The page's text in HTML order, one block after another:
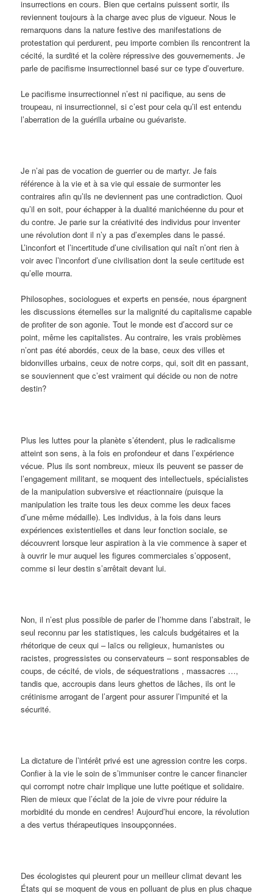
insurrections en cours. Bien que certains puissent sortir, ils
reviennent toujours à la charge avec plus de vigueur. Nous le
remarquons dans la nature festive des manifestations de
protestation qui perdurent, peu importe combien ils rencontrent la
cécité, la surdité et la colère répressive des gouvernements. Je
parle de pacifisme insurrectionnel basé sur ce type d’ouverture.
Le pacifisme insurrectionnel n’est ni pacifique, au sens de
troupeau, ni insurrectionnel, si c’est pour cela qu’il est entendu
l’aberration de la guérilla urbaine ou guévariste.
Je n’ai pas de vocation de guerrier ou de martyr. Je fais
référence à la vie et à sa vie qui essaie de surmonter les
contraires afin qu’ils ne deviennent pas une contradiction. Quoi
qu’il en soit, pour échapper à la dualité manichéenne du pour et
du contre. Je parie sur la créativité des individus pour inventer
une révolution dont il n’y a pas d’exemples dans le passé.
L’inconfort et l’incertitude d’une civilisation qui naît n’ont rien à
voir avec l’inconfort d’une civilisation dont la seule certitude est
qu’elle mourra.
Philosophes, sociologues et experts en pensée, nous épargnent
les discussions éternelles sur la malignité du capitalisme capable
de profiter de son agonie. Tout le monde est d’accord sur ce
point, même les capitalistes. Au contraire, les vrais problèmes
n’ont pas été abordés, ceux de la base, ceux des villes et
bidonvilles urbains, ceux de notre corps, qui, soit dit en passant,
se souviennent que c’est vraiment qui décide ou non de notre
destin?
Plus les luttes pour la planète s’étendent, plus le radicalisme
atteint son sens, à la fois en profondeur et dans l’expérience
vécue. Plus ils sont nombreux, mieux ils peuvent se passer de
l’engagement militant, se moquent des intellectuels, spécialistes
de la manipulation subversive et réactionnaire (puisque la
manipulation les traite tous les deux comme les deux faces
d’une même médaille). Les individus, à la fois dans leurs
expériences existentielles et dans leur fonction sociale, se
découvrent lorsque leur aspiration à la vie commence à saper et
à ouvrir le mur auquel les figures commerciales s’opposent,
comme si leur destin s’arrêtait devant lui.
Non, il n’est plus possible de parler de l’homme dans l’abstrait, le
seul reconnu par les statistiques, les calculs budgétaires et la
rhétorique de ceux qui – laïcs ou religieux, humanistes ou
racistes, progressistes ou conservateurs – sont responsables de
coups, de cécité, de viols, de séquestrations , massacres …,
tandis que, accroupis dans leurs ghettos de lâches, ils ont le
crétinisme arrogant de l’argent pour assurer l’impunité et la
sécurité.
La dictature de l’intérêt privé est une agression contre les corps.
Confier à la vie le soin de s’immuniser contre le cancer financier
qui corrompt notre chair implique une lutte poétique et solidaire.
Rien de mieux que l’éclat de la joie de vivre pour réduire la
morbidité du monde en cendres! Aujourd’hui encore, la révolution
a des vertus thérapeutiques insoupçonnées.
Des écologistes qui pleurent pour un meilleur climat devant les
États qui se moquent de vous en polluant de plus en plus chaque